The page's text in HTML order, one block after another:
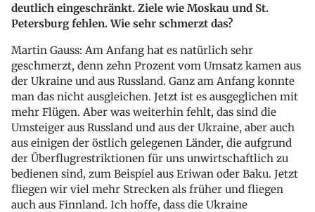
deutlich eingeschränkt. Ziele wie Moskau und St.
Petersburg fehlen. Wie sehr schmerzt das?
Martin Gauss: Am Anfang hat es natürlich sehr
geschmerzt, denn zehn Prozent vom Umsatz kamen aus
der Ukraine und aus Russland. Ganz am Anfang konnte
man das nicht ausgleichen. Jetzt ist es ausgeglichen mit
mehr Flügen. Aber was weiterhin fehlt, das sind die
Umsteiger aus Russland und aus der Ukraine, aber auch
aus einigen der östlich gelegenen Länder, die aufgrund
der Überflugrestriktionen für uns unwirtschaftlich zu
bedienen sind, zum Beispiel aus Eriwan oder Baku. Jetzt
fliegen wir viel mehr Strecken als früher und fliegen
auch aus Finnland. Ich hoffe, dass die Ukraine